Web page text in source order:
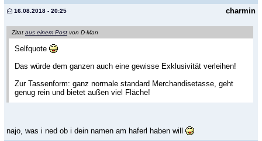
charmin
16.08.2018 - 20:25
Zitat aus einem Post von D-Man
Selfquote
Das würde dem ganzen auch eine gewisse Exklusivität verleihen!
Zur Tassenform: ganz normale standard Merchandisetasse, geht
genug rein und bietet außen viel Fläche!
najo, was i ned ob i dein namen am haferl haben will